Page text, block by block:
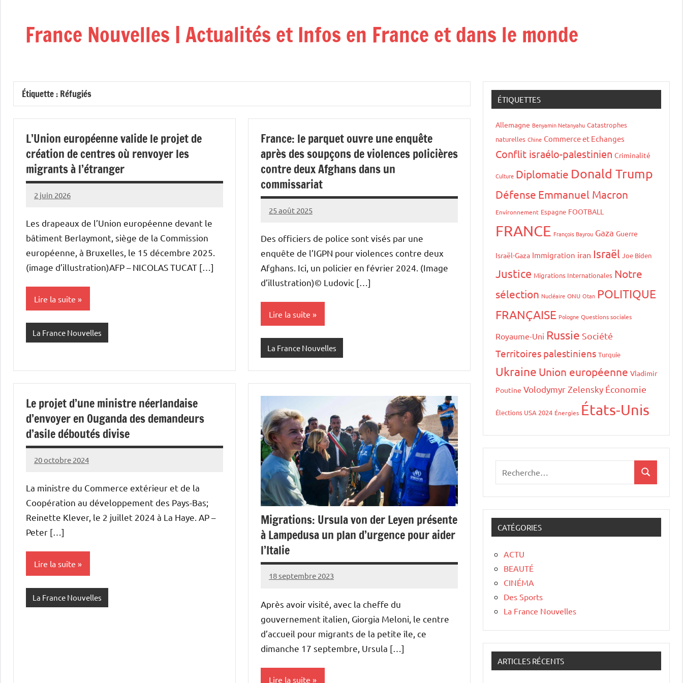
contenuFrance Nouvelles | Actualités et Infos en France et dans le monde
Étiquette : Réfugiés
L’Union européenne valide le projet de
création de centres où renvoyer les
migrants à l’étranger
2 juin 2026
Admins
Les drapeaux de l’Union européenne devant le
bâtiment Berlaymont, siège de la Commission
européenne, à Bruxelles, le 15 décembre 2025.
(image d’illustration)AFP – NICOLAS TUCAT […]
Lire la suite
La France Nouvelles
France: le parquet ouvre une enquête
après des soupçons de violences policières
contre deux Afghans dans un
commissariat
25 août 2025
Admins
Des officiers de police sont visés par une
enquête de l’IGPN pour violences contre deux
Afghans. Ici, un policier en février 2024. (Image
d’illustration)© Ludovic […]
Lire la suite
La France Nouvelles
Le projet d’une ministre néerlandaise
d’envoyer en Ouganda des demandeurs
d’asile déboutés divise
20 octobre 2024
Admins
La ministre du Commerce extérieur et de la
Coopération au développement des Pays-Bas;
Reinette Klever, le 2 juillet 2024 à La Haye. AP –
Peter […]
Lire la suite
La France Nouvelles
Migrations: Ursula von der Leyen présente
à Lampedusa un plan d’urgence pour aider
l’Italie
18 septembre 2023
Admins
Après avoir visité, avec la cheffe du
gouvernement italien, Giorgia Meloni, le centre
d’accueil pour migrants de la petite île, ce
dimanche 17 septembre, Ursula […]
Lire la suite
ÉTIQUETTES
Allemagne Benyamin Netanyahu Catastrophes
naturelles Chine Commerce et Echanges
Conflit israélo-palestinien Criminalité
Culture Diplomatie Donald Trump
Défense Emmanuel Macron
Environnement Espagne FOOTBALL
FRANCE François Bayrou Gaza Guerre
Israël-Gaza Immigration iran Israël Joe Biden
Justice Migrations Internationales Notre
sélection Nucléaire ONU Otan POLITIQUE
FRANÇAISE Pologne Questions sociales
Royaume-Uni Russie Société
Territoires palestiniens Turquie
Ukraine Union européenne Vladimir
Poutine Volodymyr Zelensky Économie
Élections USA 2024 Énergies États-Unis
CATÉGORIES
ACTU
BEAUTÉ
CINÉMA
Des Sports
La France Nouvelles
ARTICLES RÉCENTS